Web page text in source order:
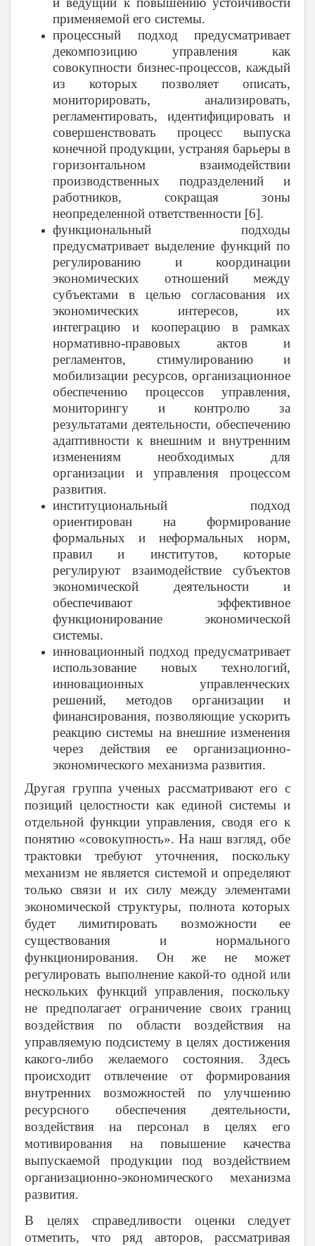
применяемой его системы.
процессный подход предусматривает
декомпозицию управления как
совокупности бизнес-процессов, каждый
из которых позволяет описать,
мониторировать, анализировать,
регламентировать, идентифицировать и
совершенствовать процесс выпуска
конечной продукции, устраняя барьеры в
горизонтальном взаимодействии
производственных подразделений и
работников, сокращая зоны
неопределенной ответственности [6].
функциональный подходы
предусматривает выделение функций по
регулированию и координации
экономических отношений между
субъектами в целью согласования их
экономических интересов, их
интеграцию и кооперацию в рамках
нормативно-правовых актов и
регламентов, стимулированию и
мобилизации ресурсов, организационное
обеспечению процессов управления,
мониторингу и контролю за
результатами деятельности, обеспечению
адаптивности к внешним и внутренним
изменениям необходимых для
организации и управления процессом
развития.
институциональный подход
ориентирован на формирование
формальных и неформальных норм,
правил и институтов, которые
регулируют взаимодействие субъектов
экономической деятельности и
обеспечивают эффективное
функционирование экономической
системы.
инновационный подход предусматривает
использование новых технологий,
инновационных управленческих
решений, методов организации и
финансирования, позволяющие ускорить
реакцию системы на внешние изменения
через действия ее организационно-
экономического механизма развития.
Другая группа ученых рассматривают его с
позиций целостности как единой системы и
отдельной функции управления, сводя его к
понятию «совокупность». На наш взгляд, обе
трактовки требуют уточнения, поскольку
механизм не является системой и определяют
только связи и их силу между элементами
экономической структуры, полнота которых
будет лимитировать возможности ее
существования и нормального
функционирования. Он же не может
регулировать выполнение какой-то одной или
нескольких функций управления, поскольку
не предполагает ограничение своих границ
воздействия по области воздействия на
управляемую подсистему в целях достижения
какого-либо желаемого состояния. Здесь
происходит отвлечение от формирования
внутренних возможностей по улучшению
ресурсного обеспечения деятельности,
воздействия на персонал в целях его
мотивирования на повышение качества
выпускаемой продукции под воздействием
организационно-экономического механизма
развития.
В целях справедливости оценки следует
отметить, что ряд авторов, рассматривая